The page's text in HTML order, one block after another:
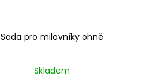
Sada pro milovníky ohně
Skladem